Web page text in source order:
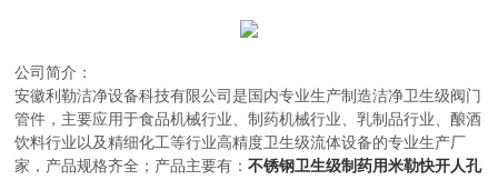
公司简介：
安徽利勒洁净设备科技有限公司是 国内专业生产制造洁净卫生级阀门
管件，主要应用于食品机械行业、制药机械行业、乳制品行业、酿酒
饮料行业以及精细化工等行业高精度卫生级流体设备的专业生产厂
家， 产品规格齐全；产品主要有：不锈钢卫生级制药用米勒快开人孔